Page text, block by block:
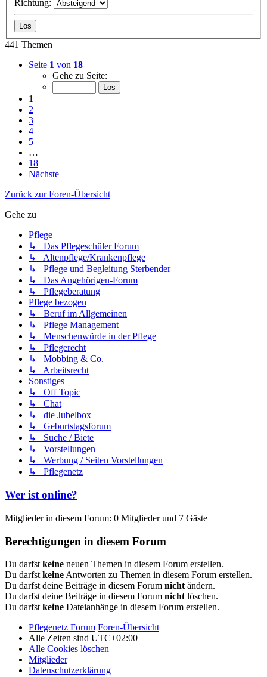
Richtung:
441 Themen
Seite 1 von 18
Gehe zu Seite:
1
2
3
4
5
…
18
Nächste
Zurück zur Foren-Übersicht
Gehe zu
Pflege
↳ Das Pflegeschüler Forum
↳ Altenpflege/Krankenpflege
↳ Pflege und Begleitung Sterbender
↳ Das Angehörigen-Forum
↳ Pflegeberatung
Pflege bezogen
↳ Beruf im Allgemeinen
↳ Pflege Management
↳ Menschenwürde in der Pflege
↳ Pflegerecht
↳ Mobbing & Co.
↳ Arbeitsrecht
Sonstiges
↳ Off Topic
↳ Chat
↳ die Jubelbox
↳ Geburtstagsforum
↳ Suche / Biete
↳ Vorstellungen
↳ Werbung / Seiten Vorstellungen
↳ Pflegenetz
Wer ist online?
Mitglieder in diesem Forum: 0 Mitglieder und 7 Gäste
Berechtigungen in diesem Forum
Du darfst keine neuen Themen in diesem Forum erstellen.
Du darfst keine Antworten zu Themen in diesem Forum erstellen.
Du darfst deine Beiträge in diesem Forum nicht ändern.
Du darfst deine Beiträge in diesem Forum nicht löschen.
Du darfst keine Dateianhänge in diesem Forum erstellen.
Pflegenetz Forum Foren-Übersicht
Alle Zeiten sind UTC+02:00
Alle Cookies löschen
Mitglieder
Datenschutzerklärung